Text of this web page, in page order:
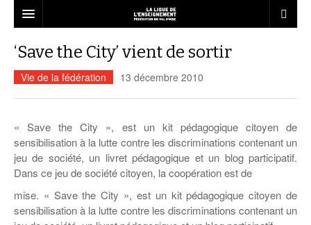
Qui sommes-nous ?
Ressources associatives
Formations
Accompagnement
Vie sportive
USEP Val d’Oise
Annuaire des services
LE RÉSEAU
Associations affiliées
Nous rejoindre
Dispositifs Jeunesse
Service civique
Informations
Juniors associations
Liens
Actualités Vie associative
L’ÉCOLE
liberté d’expression
Le décrochage scolaire
Les ateliers relais
L’accompagnement à la scolarité
Education à la citoyenneté
Formation des délégués élèves
Démocratie participative
ANIMATION
BAFA – BAFD
Notre mission éducative en ACM
Le BAFA
Emplois dans l’animation
Ressources à l’animation
LOISIRS
L’esprit vacances pour tous
Séjours adultes et familles
Le CQP animateur périscolaire
ACTUALITÉS
‘Save the City’ vient de sortir
Vie de la fédération 13 décembre 2010
« Save the City », est un kit pédagogique citoyen de
sensibilisation à la lutte contre les discriminations contenant un
jeu de société, un livret pédagogique et un blog participatif.
Dans ce jeu de société citoyen, la coopération est de
mise. « Save the City », est un kit pédagogique citoyen de
sensibilisation à la lutte contre les discriminations contenant un